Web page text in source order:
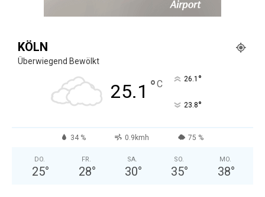
KÖLN
Überwiegend Bewölkt
25.1 °C 26.1 °
23.8°
34 % 0.9kmh 75 %
DO.
25°
FR.
28°
SA.
30°
SO.
35°
MO.
38°